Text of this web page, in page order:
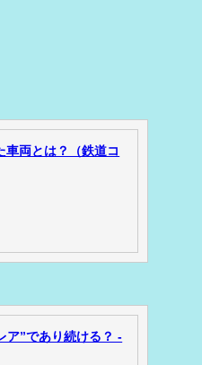
両とは？（鉄道コ
ア”であり続ける？ -